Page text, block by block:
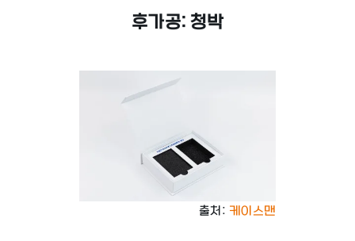
후가공: 청박
출처: 케이스맨